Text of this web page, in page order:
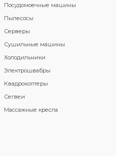
Посудомоечные машины
Пылесосы
Серверы
Сушильные машины
Холодильники
Электрошвабры
Квадрокоптеры
Сегвеи
Массажные кресла